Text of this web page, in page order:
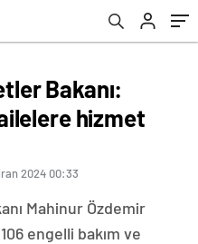
Bakanı:
hizmet
2024 00:33
Mahinur Özdemir
106 engelli bakım ve